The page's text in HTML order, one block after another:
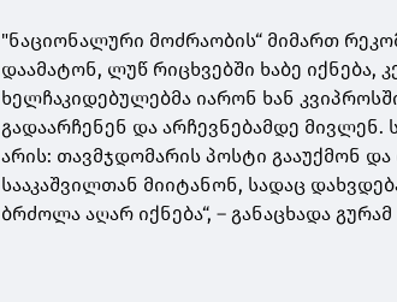
"ნაციონალური მოძრაობის“ მიმართ
დაამატონ, ლუწ რიცხვებში ხაბე იქნება,
ხელჩაკიდებულებმა იარონ ხან
გადაარჩენენ და არჩევნებამდე მივლენ.
არის: თავმჯდომარის პოსტი გააუქმონ
სააკაშვილთან მიიტანონ, სადაც
ბრძოლა აღარ იქნება“, – განაცხადა